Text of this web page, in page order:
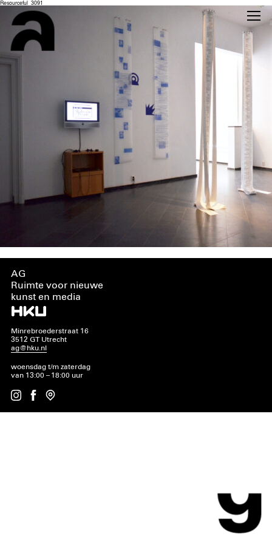
Resourceful_3091
AG
Ruimte voor nieuwe
kunst en media
Minrebroederstraat 16
3512 GT Utrecht
ag@hku.nl
woensdag t/m zaterdag
van 13:00 – 18:00 uur